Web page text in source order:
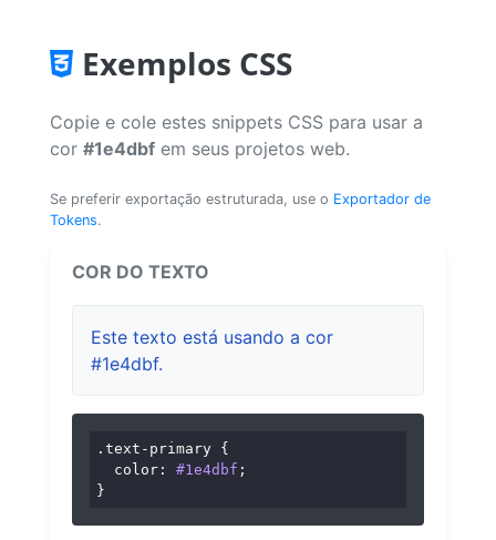
Exemplos CSS
Copie e cole estes snippets CSS para usar a
cor #1e4dbf em seus projetos web.
Se preferir exportação estruturada, use o Exportador de
Tokens.
COR DO TEXTO
Este texto está usando a cor
#1e4dbf.
.text-primary {
color : #1e4dbf ;
}